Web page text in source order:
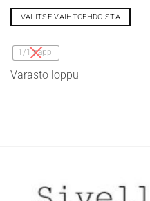
VALITSE VAIHTOEHDOISTA
tuotteella
on
useampi
1/1 nappi
Varasto loppu